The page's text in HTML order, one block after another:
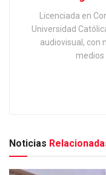
Licenciada en
Universidad
audiovisual, con
medios
Noticias